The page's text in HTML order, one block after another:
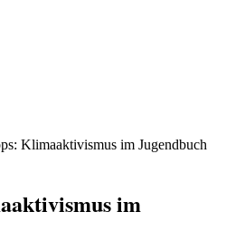
Klimaaktivismus im Jugendbuch
im